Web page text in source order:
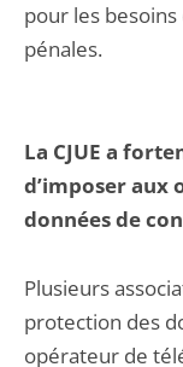
pour les
pénales.
La CJUE a
d’imposer aux
données de
Plusieurs
protection des
opérateur de